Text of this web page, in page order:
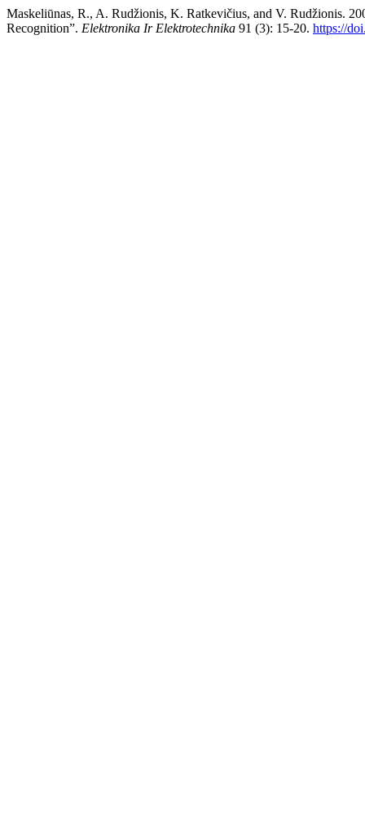
Maskeliūnas, R., A. Rudžionis, K. Ratkevičius, and V. Rudžionis.
Recognition”. Elektronika Ir Elektrotechnika 91 (3): 15-20. https://